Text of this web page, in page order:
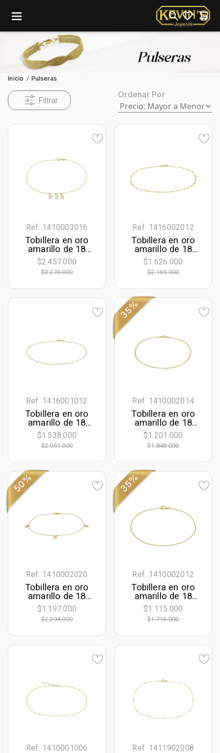
menu
Inicio / Pulseras
Filtrar
Ordenar Por
Ref. 1410003016
Tobillera en oro
amarillo de 18
Kilates, Corazón,
25 cm. de largo,
0.50 mm. de
$2.457.000
$3.276.000
Ref. 1416002012
Tobillera en oro
amarillo de 18
Kilates, Battuta, 23
cm. de largo, 2
mm. de ancho
$1.626.000
$2.169.000
Ref. 1416001012
Tobillera en oro
amarillo de 18
Kilates, Figuras
geométricas, 25
cm. de largo, 1
$1.538.000
$2.051.000
35%
Ref. 1410002014
Tobillera en oro
amarillo de 18
Kilates, 23 cm. de
largo, 2 mm. de
ancho
$1.201.000
$1.848.000
50%
Ref. 1410002020
Tobillera en oro
amarillo de 18
Kilates, 24 cm. de
largo, 1 mm. de
ancho
$1.197.000
$2.394.000
35%
Ref. 1410002012
Tobillera en oro
amarillo de 18
Kilates con visos
diamantado,
Veneciana, 23 cm.
$1.115.000
$1.716.000
Ref. 1410001006 Ref. 1411902008